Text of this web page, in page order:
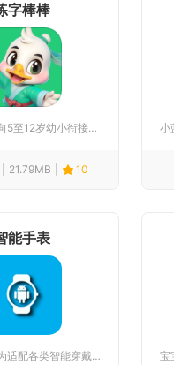
字棒棒
练字棒棒面向5至12岁幼小衔接及小学阶段学员打造智能硬笔书法...
21.79MB 10
能手表
智能手表作为适配各类智能穿戴腕表的配套管理工具，打通手机与手...